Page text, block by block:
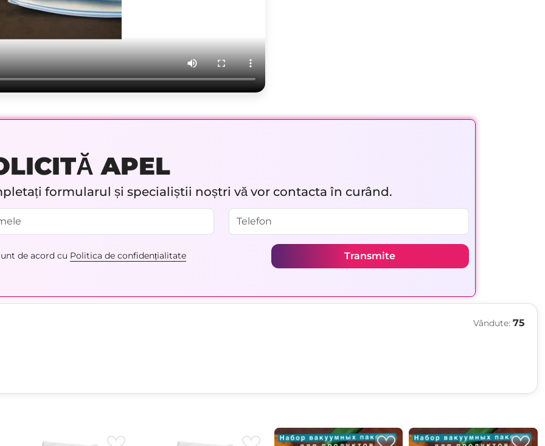
APEL
formularul și specialiștii noștri vă vor contacta în curând.
de acord cu Politica de confidențialitate Transmite
Vândute: 75